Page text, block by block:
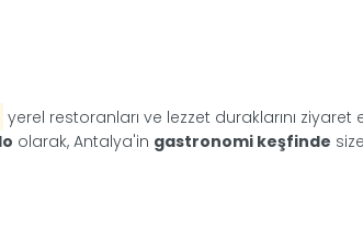
yerel restoranları ve lezzet duraklarını ziyaret
olarak, Antalya'in gastronomi keşfinde